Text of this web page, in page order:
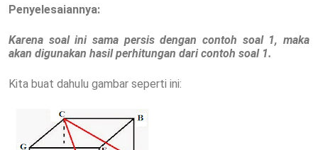
Penyelesaiannya:
Karena soal ini sama persis dengan contoh soal 1, maka
akan digunakan hasil perhitungan dari contoh soal 1.
Kita buat dahulu gambar seperti ini: